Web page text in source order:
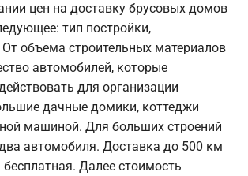
цен на доставку брусовых домов
тип постройки,
объема строительных материалов
автомобилей, которые
для организации
дачные домики, коттеджи
машиной. Для больших строений
автомобиля. Доставка до 500 км
Далее стоимость